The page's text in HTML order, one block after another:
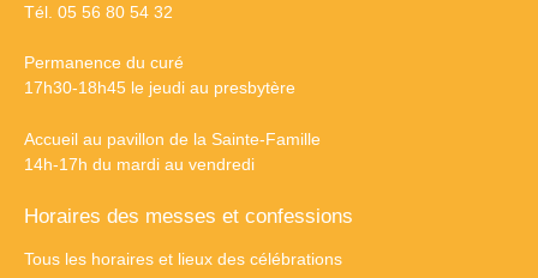
Tél. 05 56 80 54 32
Permanence du curé
17h30-18h45 le jeudi au presbytère
Accueil au pavillon de la Sainte-Famille
14h-17h du mardi au vendredi
Horaires des messes et confessions
Tous les horaires et lieux des célébrations